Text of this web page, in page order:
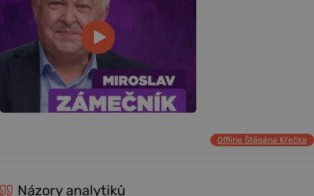
Offline Štěpána Křečka
Názory analytiků